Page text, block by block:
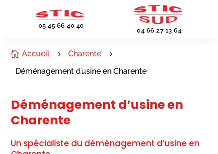
05 45 66 40 40
04 66 27 13 64
 Accueil 5 Charente 5
Déménagement d’usine en Charente
Déménagement d’usine en
Charente
Un spécialiste du déménagement d’usine en